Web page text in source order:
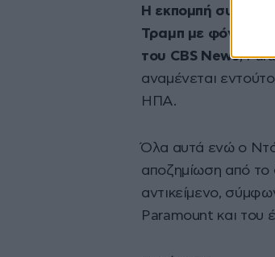
Η εκπομπή
Τραμπ με φόντο
του CBS News,
αναμένεται
ΗΠΑ.
Όλα αυτά ενώ ο
αποζημίωση από το
αντικείμενο,
Paramount και του